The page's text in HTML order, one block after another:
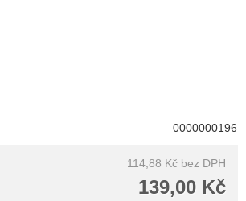
0000000196
114,88 Kč bez DPH
139,00 Kč